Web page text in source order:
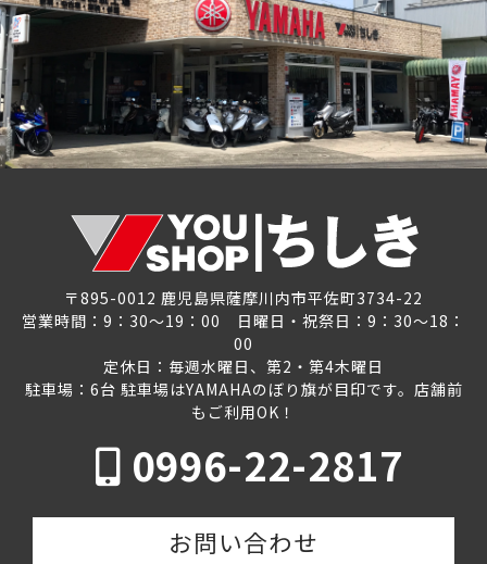
〒895-0012 鹿児島県薩摩川内市平佐町3734-22
営業時間：9：30～19：00 日曜日・祝祭日：9：30～18：
00
定休日：毎週水曜日、第2・第4木曜日
駐車場：6台 駐車場はYAMAHAのぼり旗が目印です。店舗前
もご利用OK！
0996-22-2817
お問い合わせ